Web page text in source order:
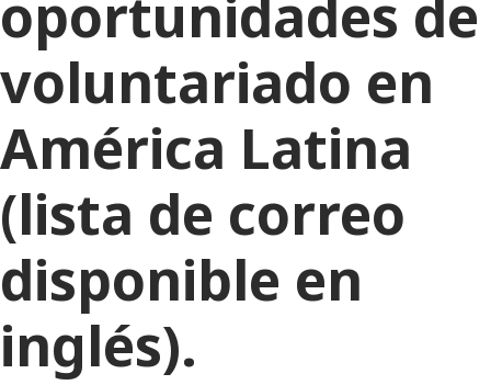
oportunidades de
voluntariado en
América Latina
(lista de correo
disponible en
inglés).